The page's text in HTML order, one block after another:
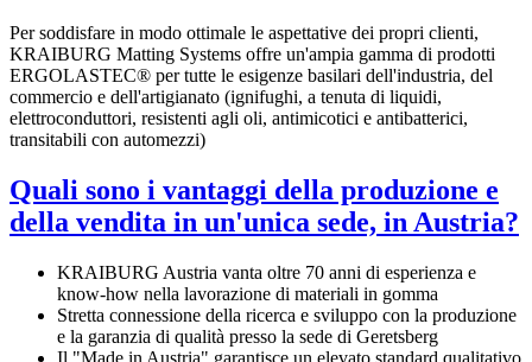
Per soddisfare in modo ottimale le aspettative dei propri clienti,
KRAIBURG Matting Systems offre un'ampia gamma di prodotti
ERGOLASTEC® per tutte le esigenze basilari dell'industria, del
commercio e dell'artigianato (ignifughi, a tenuta di liquidi,
elettroconduttori, resistenti agli oli, antimicotici e antibatterici,
transitabili con automezzi)
Quali sono i vantaggi della produzione e
della vendita in un'unica sede, in Austria?
KRAIBURG Austria vanta oltre 70 anni di esperienza e
know-how nella lavorazione di materiali in gomma
Stretta connessione della ricerca e sviluppo con la produzione
e la garanzia di qualità presso la sede di Geretsberg